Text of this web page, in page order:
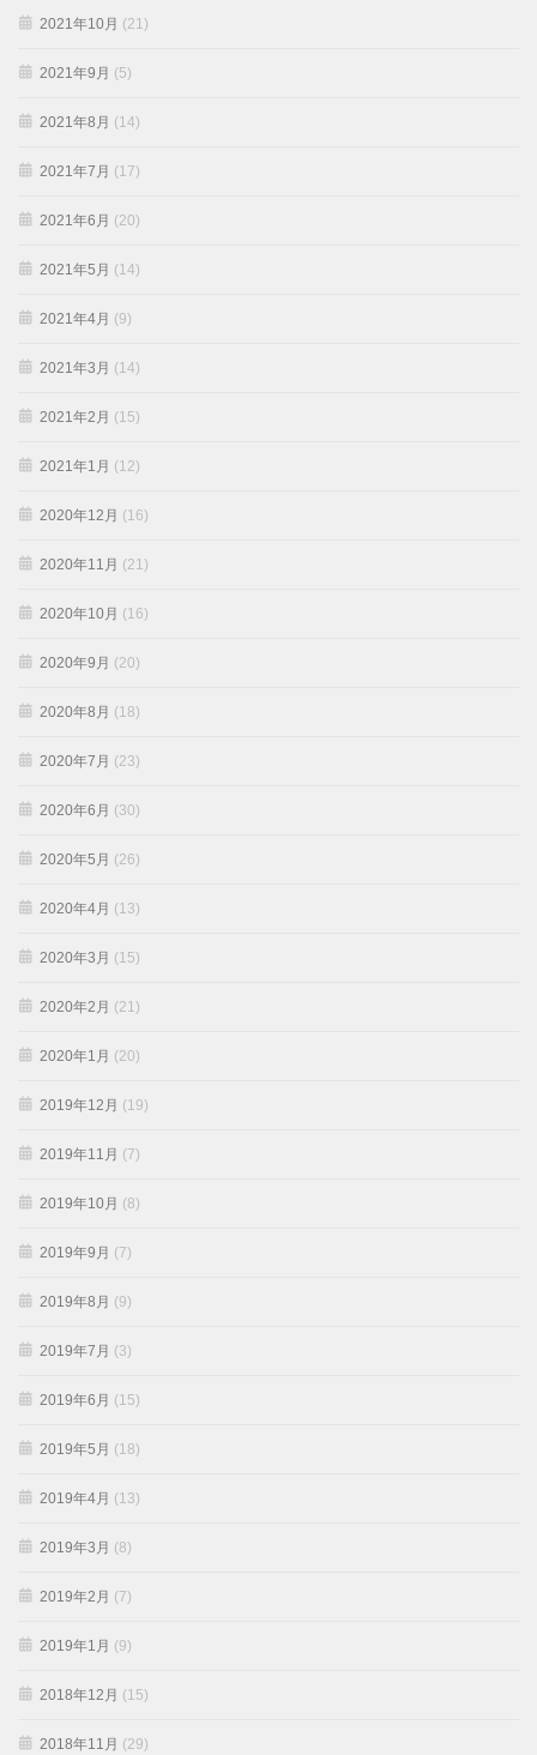
2021年10月 (21)
2021年9月 (5)
2021年8月 (14)
2021年7月 (17)
2021年6月 (20)
2021年5月 (14)
2021年4月 (9)
2021年3月 (14)
2021年2月 (15)
2021年1月 (12)
2020年12月 (16)
2020年11月 (21)
2020年10月 (16)
2020年9月 (20)
2020年8月 (18)
2020年7月 (23)
2020年6月 (30)
2020年5月 (26)
2020年4月 (13)
2020年3月 (15)
2020年2月 (21)
2020年1月 (20)
2019年12月 (19)
2019年11月 (7)
2019年10月 (8)
2019年9月 (7)
2019年8月 (9)
2019年7月 (3)
2019年6月 (15)
2019年5月 (18)
2019年4月 (13)
2019年3月 (8)
2019年2月 (7)
2019年1月 (9)
2018年12月 (15)
2018年11月 (29)